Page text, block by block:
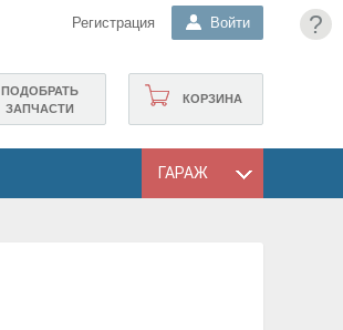
?
Регистрация Войти
КОРЗИНА
ПОДОБРАТЬ
ЗАПЧАСТИ
ГАРАЖ